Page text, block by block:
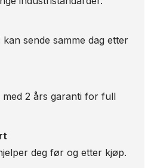
sende samme dag etter
med 2 års garanti for full
deg før og etter kjøp.